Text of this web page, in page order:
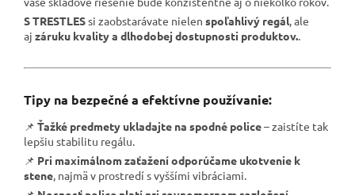
S TRESTLESsi zaobstarávate nielen spoľahlivý regál , ale
aj záruku kvality a dlhodobej dostupnosti produktov.
Tipy na bezpečné a efektívne používanie:
📌 Ťažké predmety ukladajte na spodné police– zaistíte tak
lepšiu stabilitu regálu.
📌 Pri maximálnom zaťažení odporúčame ukotvenie k
stene , najmä v prostredí s vyššími vibráciami.